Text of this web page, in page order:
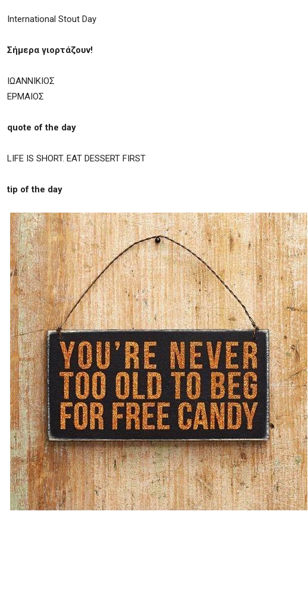
International Stout Day
Σήμερα γιορτάζουν!
ΙΩΑΝΝΙΚΙΟΣ
ΕΡΜΑΙΟΣ
quote of the day
LIFE IS SHORT. EAT DESSERT FIRST
tip of the day